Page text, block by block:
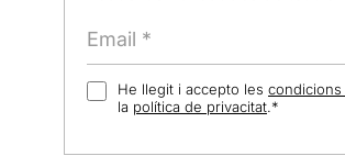
He llegit i accepto les
la política de privacitat.*